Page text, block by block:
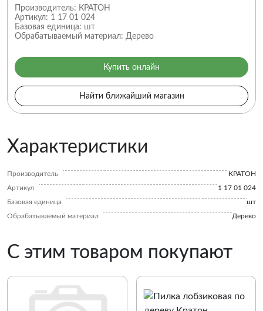
Производитель: КРАТОН
Артикул: 1 17 01 024
Базовая единица: шт
Обрабатываемый материал: Дерево
Купить онлайн
Найти ближайший магазин
Характеристики
Производитель
КРАТОН
Артикул
1 17 01 024
Базовая единица
шт
Обрабатываемый материал
Дерево
С этим товаром покупают